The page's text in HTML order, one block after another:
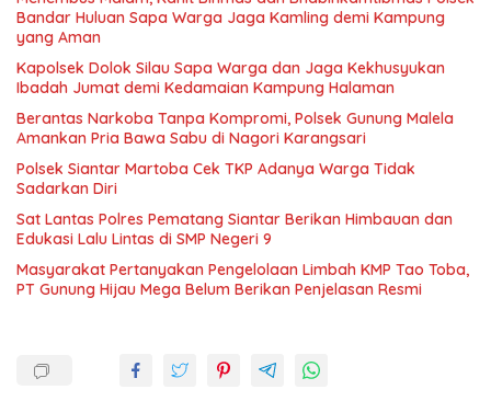
Bandar Huluan Sapa Warga Jaga Kamling demi Kampung
yang Aman
Kapolsek Dolok Silau Sapa Warga dan Jaga Kekhusyukan
Ibadah Jumat demi Kedamaian Kampung Halaman
Berantas Narkoba Tanpa Kompromi, Polsek Gunung Malela
Amankan Pria Bawa Sabu di Nagori Karangsari
Polsek Siantar Martoba Cek TKP Adanya Warga Tidak
Sadarkan Diri
Sat Lantas Polres Pematang Siantar Berikan Himbauan dan
Edukasi Lalu Lintas di SMP Negeri 9
Masyarakat Pertanyakan Pengelolaan Limbah KMP Tao Toba,
PT Gunung Hijau Mega Belum Berikan Penjelasan Resmi